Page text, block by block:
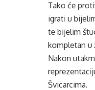
Tako će
igrati u
te bijelim
kompletan u
Nakon
Švicarcima.